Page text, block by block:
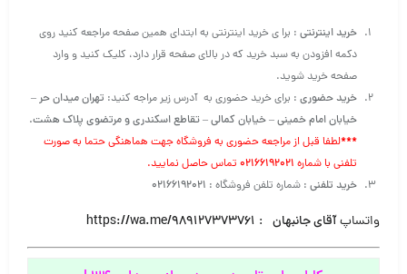
خرید اینترنتی : برا ی خرید اینترنتی به ابتدای همین صفحه مراجعه کنید روی
دکمه افزودن به سبد خرید که در بالای صفحه قرار دارد، کلیک کنید و وارد
صفحه خرید شوید.
خرید حضوری : برای خرید حضوری به آدرس زیر مراجه کنید: تهران میدان حر –
خیابان امام خمینی – خیابان کمالی – تقاطع اسکندری و مرتضوی پلاک هشت.
***لطفا قبل از مراجعه حضوری به فروشگاه جهت هماهنگی حتما به صورت
تلفنی با شماره ۰۲۱۶۶۱۹۲۰۲۱ تماس حاصل نمایید.
خرید تلفنی : شماره تلفن فروشگاه : ۰۲۱۶۶۱۹۲۰۲۱
واتساپآقای جانبهان :
https://wa.me/989127373761